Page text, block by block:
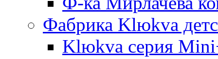
Фабрика Klюkva
Klюkva серия